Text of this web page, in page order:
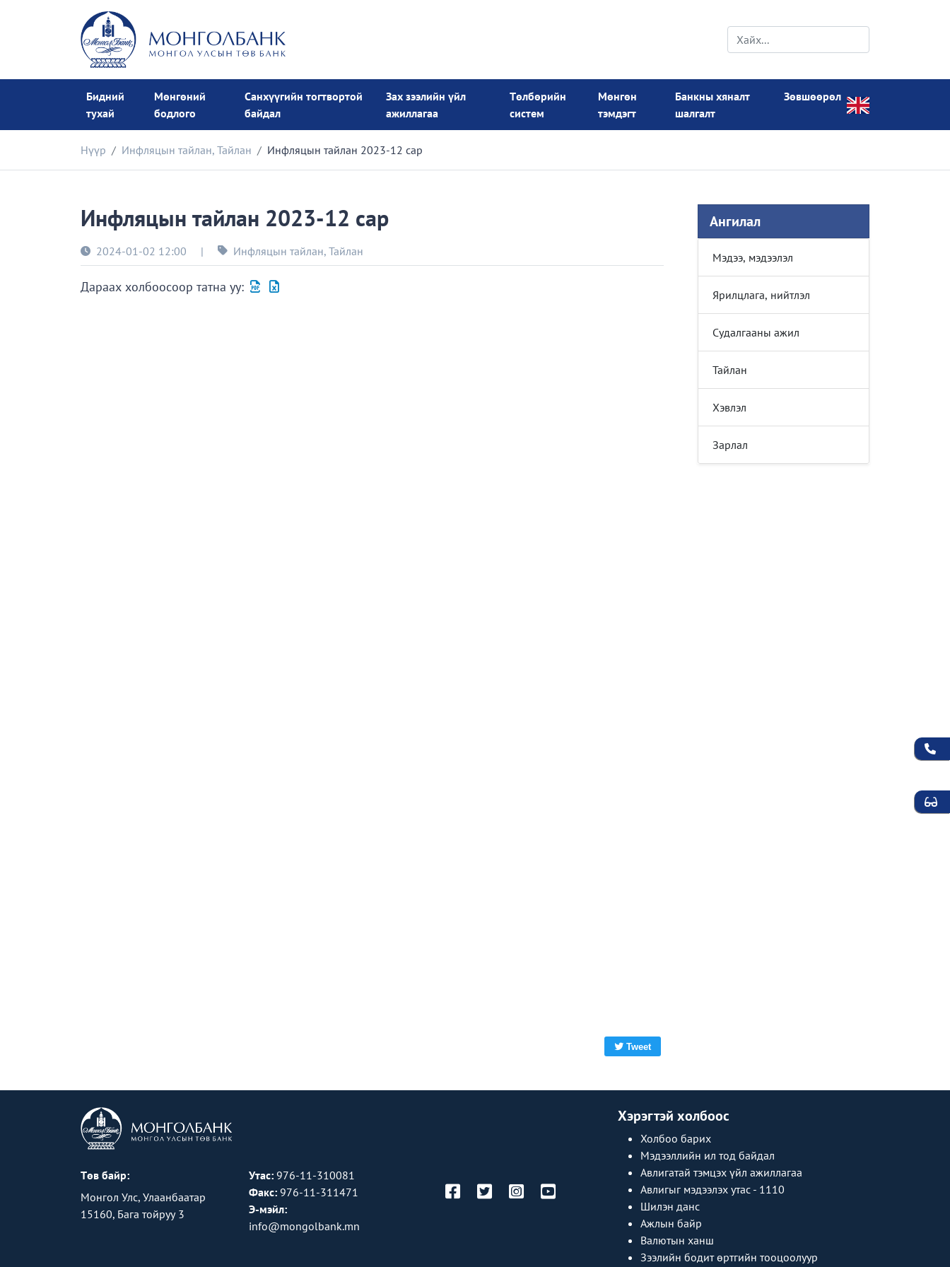
Бидний
тухай
Мөнгөний
бодлого
Санхүүгийн тогтвортой
байдал
Зах зээлийн үйл
ажиллагаа
Төлбөрийн
систем
Мөнгөн
тэмдэгт
Банкны хяналт
шалгалт
Зөвшөөрөл
Нүүр Инфляцын тайлан, Тайлан Инфляцын тайлан 2023-12 сар
Инфляцын тайлан 2023-12 сар
2024-01-02 12:00 | Инфляцын тайлан, Тайлан
Дараах холбоосоор татна уу:
Tweet
Ангилал
Мэдээ, мэдээлэл
Ярилцлага, нийтлэл
Судалгааны ажил
Тайлан
Хэвлэл
Зарлал
Төв байр:
Монгол Улс, Улаанбаатар
15160, Бага тойруу 3
Утас:976-11-310081
Факс:976-11-311471
Э-мэйл:
info@mongolbank.mn
Хэрэгтэй холбоос
Холбоо барих
Мэдээллийн ил тод байдал
Авлигатай тэмцэх үйл ажиллагаа
Авлигыг мэдээлэх утас - 1110
Шилэн данс
Ажлын байр
Валютын ханш
Зээлийн бодит өртгийн тооцоолуур